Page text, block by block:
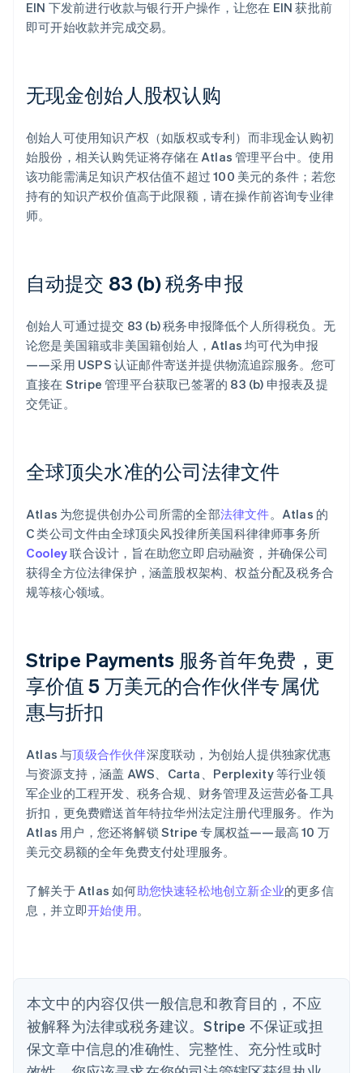
EIN 下发前进行收款与银行开户操作，让您在 EIN 获批前
即可开始收款并完成交易。
无现金创始人股权认购
创始人可使用知识产权（如版权或专利）而非现金认购初
始股份，相关认购凭证将存储在 Atlas 管理平台中。使用
该功能需满足知识产权估值不超过 100 美元的条件；若您
持有的知识产权价值高于此限额，请在操作前咨询专业律
师。
自动提交 83 (b) 税务申报
创始人可通过提交 83 (b) 税务申报降低个人所得税负。无
论您是美国籍或非美国籍创始人，Atlas 均可代为申报
——采用 USPS 认证邮件寄送并提供物流追踪服务。您可
直接在 Stripe 管理平台获取已签署的 83 (b) 申报表及提
交凭证。
全球顶尖水准的公司法律文件
Atlas 为您提供创办公司所需的全部法律文件。Atlas 的
C 类公司文件由全球顶尖风投律所美国科律律师事务所
Cooley联合设计，旨在助您立即启动融资，并确保公司
获得全方位法律保护，涵盖股权架构、权益分配及税务合
规等核心领域。
Stripe Payments 服务首年免费，更
享价值 5 万美元的合作伙伴专属优
惠与折扣
Atlas 与顶级合作伙伴深度联动，为创始人提供独家优惠
与资源支持，涵盖 AWS、Carta、Perplexity 等行业领
军企业的工程开发、税务合规、财务管理及运营必备工具
折扣，更免费赠送首年特拉华州法定注册代理服务。作为
Atlas 用户，您还将解锁 Stripe 专属权益——最高 10 万
美元交易额的全年免费支付处理服务。
了解关于 Atlas 如何助您快速轻松地创立新企业的更多信
息，并立即开始使用。
本文中的内容仅供一般信息和教育目的，不应
被解释为法律或税务建议。Stripe 不保证或担
保文章中信息的准确性、完整性、充分性或时
阿联酋
爱尔兰
English
爱沙尼亚
English
奥地利
Deutsch English
澳大利亚
巴西
PortuguêsEnglish
English
丹麦
English
德国
DeutschEnglish